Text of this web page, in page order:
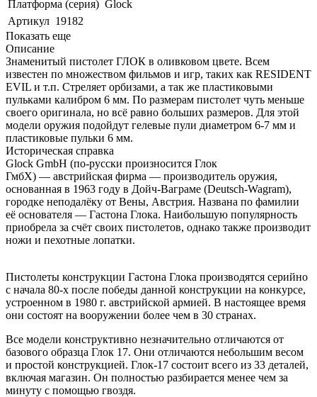
Платформа (серия) Glock
Артикул 19182
Показать еще
Описание
Знаменитый пистолет ГЛОК в оливковом цвете. Всем
известен по множеством фильмов и игр, таких как RESIDENT
EVIL и т.п. Стреляет орбизами, а так же пластиковыми
пульками калибром 6 мм. По размерам пистолет чуть меньше
своего оригинала, но всё равно больших размеров. Для этой
модели оружия подойдут гелевые пули диаметром 6-7 мм и
пластиковые пульки 6 мм.
Историческая справка
Glock GmbH (по-русски произносится Глок
ГмбХ) — австрийская фирма — производитель оружия,
основанная в 1963 году в Дойч-Ваграме (Deutsch-Wagram),
городке неподалёку от Вены, Австрия. Названа по фамилии
её основателя — Гастона Глока. Наибольшую популярность
приобрела за счёт своих пистолетов, однако также производит
ножи и пехотные лопатки.
Пистолеты конструкции Гастона Глока производятся серийно
с начала 80-х после победы данной конструкции на конкурсе,
устроенном в 1980 г. австрийской армией. В настоящее время
они состоят на вооружении более чем в 30 странах.
Все модели конструктивно незначительно отличаются от
базового образца Глок 17. Они отличаются небольшим весом
и простой конструкцией. Глок-17 состоит всего из 33 деталей,
включая магазин. Он полностью разбирается менее чем за
минуту с помощью гвоздя.